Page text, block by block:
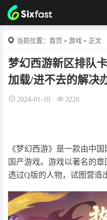
当前位置： 首页 » 游戏 » 正文
梦幻西游新区排队
加载/进不去的解决
2024-01-10 3220
《梦幻西游》是一款由中
国产游戏。游戏以著名的章
透过Q版的人物，试图营造